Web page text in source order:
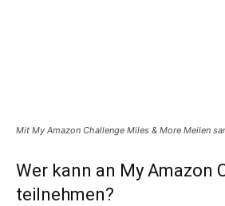
Mit My Amazon Challenge Miles & More Meilen
Wer kann an My Amazon
teilnehmen?